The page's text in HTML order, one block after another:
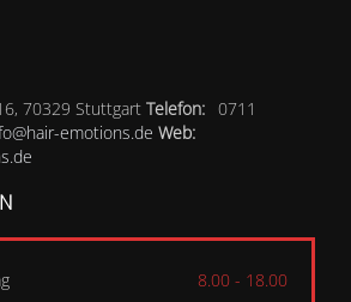
70329 Stuttgart Telefon: 0711
emotions.de Web:
8.00 - 18.00